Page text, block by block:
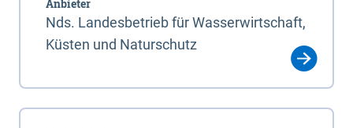
Anbieter
Nds. Landesbetrieb für Wasserwirtschaft,
Küsten und Naturschutz